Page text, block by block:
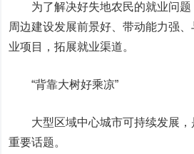
为了解决好失地农民的就业问题
周边建设发展前景好、带动能力强
业项目，拓展就业渠道。
“背靠大树好乘凉”
大型区域中心城市可持续发展，
重要话题。